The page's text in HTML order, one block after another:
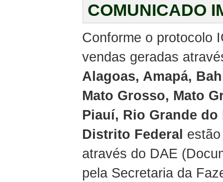
COMUNICADO
Conforme o protocolo
vendas geradas
Alagoas, Amapá,
Mato Grosso, Mato
Piauí, Rio Grande
Distrito Federal
através do DAE
pela Secretaria da